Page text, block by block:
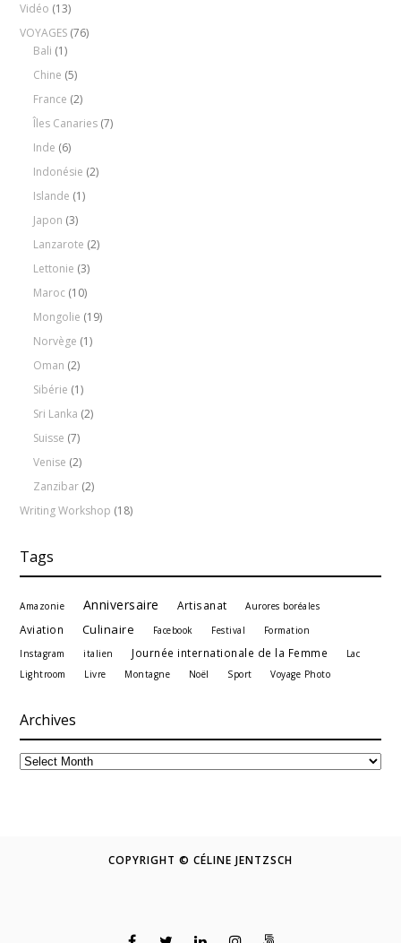
Vidéo (13)
VOYAGES (76)
Bali (1)
Chine (5)
France (2)
Îles Canaries (7)
Inde (6)
Indonésie (2)
Islande (1)
Japon (3)
Lanzarote (2)
Lettonie (3)
Maroc (10)
Mongolie (19)
Norvège (1)
Oman (2)
Sibérie (1)
Sri Lanka (2)
Suisse (7)
Venise (2)
Zanzibar (2)
Writing Workshop (18)
Tags
Amazonie Anniversaire Artisanat Aurores boréales
Aviation Culinaire Facebook Festival
Formation
Instagram
italien Journée internationale de la Femme
Lac
Lightroom
Livre Montagne Noël Sport Voyage Photo
Archives
Archives
COPYRIGHT © CÉLINE JENTZSCH